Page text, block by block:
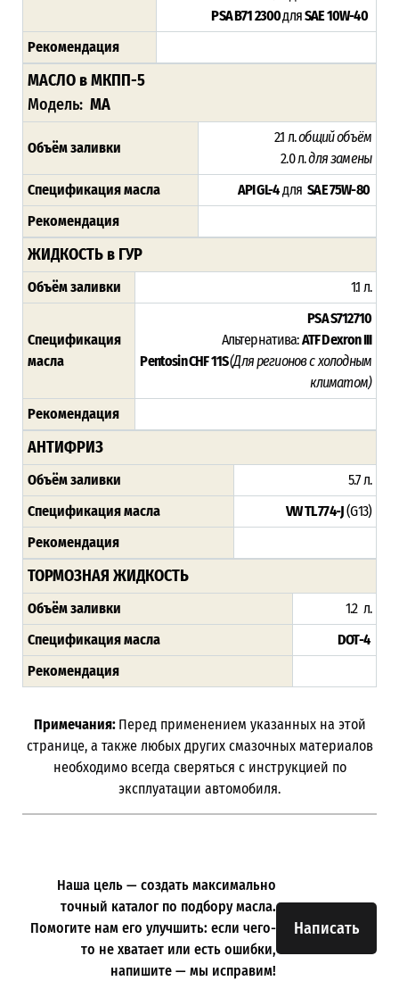
PSA B71 2300дляSAE 10W-40
Рекомендация
МАСЛО в МКПП-5
Модель: MA
Объём заливки
2.1 л.общий объём
2.0 л.для замены
Спецификация масла
API GL-4дляSAE 75W-80
Рекомендация
ЖИДКОСТЬ в ГУР
Объём заливки 1.1 л.
Спецификация
масла
PSA S712710
Альтернатива:ATF Dexron III
Pentosin CHF 11S(Для регионов с холодным
климатом)
Рекомендация
АНТИФРИЗ
Объём заливки
5.7 л.
Спецификация масла
VW TL 774-J(G13)
Рекомендация
ТОРМОЗНАЯ ЖИДКОСТЬ
Объём заливки
1.2 л.
Спецификация масла
DOT-4
Рекомендация
Примечания: Перед применением указанных на этой
странице, а также любых других смазочных материалов
необходимо всегда сверяться с инструкцией по
эксплуатации автомобиля.
Написать
Наша цель — создать максимально
точный каталог по подбору масла.
Помогите нам его улучшить: если чего-
то не хватает или есть ошибки,
напишите — мы исправим!